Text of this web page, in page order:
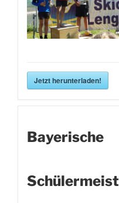
Jetzt herunterladen!
Bayerische